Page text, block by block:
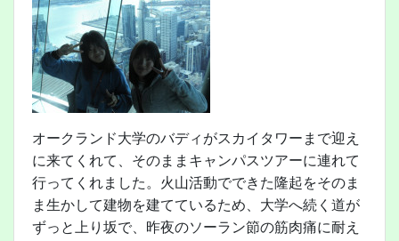
オークランド大学のバディがスカイタワーまで迎え
に来てくれて、そのままキャンパスツアーに連れて
行ってくれました。火山活動でできた隆起をそのま
ま生かして建物を建てているため、大学へ続く道が
ずっと上り坂で、昨夜のソーラン節の筋肉痛に耐え